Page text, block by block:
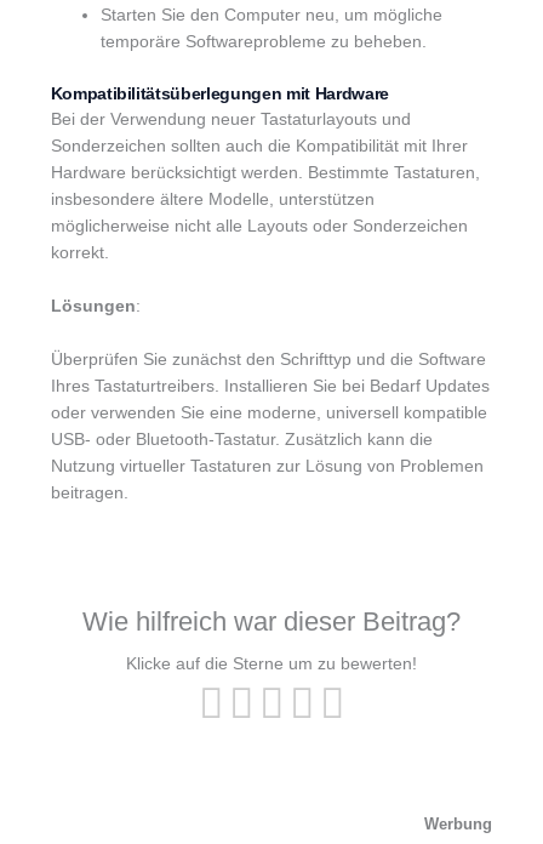
Starten Sie den Computer neu, um mögliche
temporäre Softwareprobleme zu beheben.
Kompatibilitätsüberlegungen mit Hardware
Bei der Verwendung neuer Tastaturlayouts und
Sonderzeichen sollten auch die Kompatibilität mit Ihrer
Hardware berücksichtigt werden. Bestimmte Tastaturen,
insbesondere ältere Modelle, unterstützen
möglicherweise nicht alle Layouts oder Sonderzeichen
korrekt.
Lösungen:
Überprüfen Sie zunächst den Schrifttyp und die Software
Ihres Tastaturtreibers. Installieren Sie bei Bedarf Updates
oder verwenden Sie eine moderne, universell kompatible
USB- oder Bluetooth-Tastatur. Zusätzlich kann die
Nutzung virtueller Tastaturen zur Lösung von Problemen
beitragen.
Wie hilfreich war dieser Beitrag?
Klicke auf die Sterne um zu bewerten!
Werbung